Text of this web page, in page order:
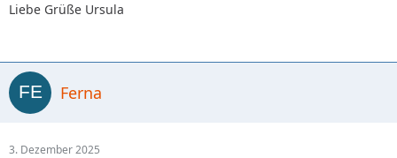
Liebe Grüße Ursula
Ferna
3. Dezember 2025